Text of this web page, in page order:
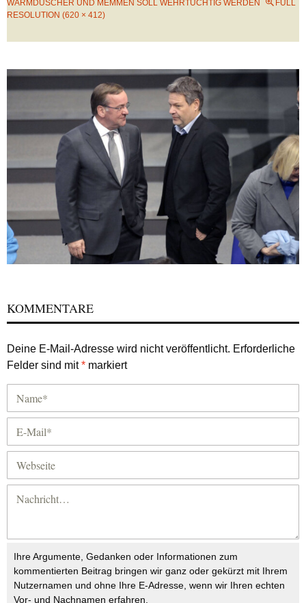
WARMDUSCHER UND MEMMEN SOLL WEHRTÜCHTIG WERDEN
FULL
RESOLUTION (620 × 412)
KOMMENTARE
Deine E-Mail-Adresse wird nicht veröffentlicht. Erforderliche
Felder sind mit* markiert
Ihre Argumente, Gedanken oder Informationen zum
kommentierten Beitrag bringen wir ganz oder gekürzt mit Ihrem
Nutzernamen und ohne Ihre E-Adresse, wenn wir Ihren echten
Vor- und Nachnamen erfahren.